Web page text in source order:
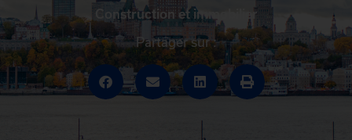
Construction et immobilier
Partager sur :